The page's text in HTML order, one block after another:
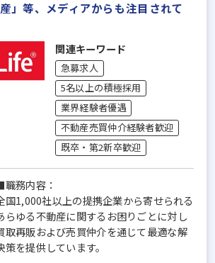
」等、メディアからも注目されて
関連キーワード
急募求人
5名以上の積極採用
業界経験者優遇
不動産売買仲介経験者歓迎
既卒・第2新卒歓迎
務内容：
国1,000社以上の提携企業から寄せられる
らゆる不動産に関するお困りごとに対し
取再販および売買仲介を通じて最適な解
策を提供しています。